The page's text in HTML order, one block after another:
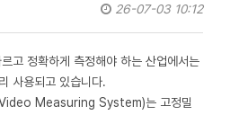
26-07-03 10:12
고 정확하게 측정해야 하는 산업에서는
사용되고 있습니다.
Measuring System)는 고정밀